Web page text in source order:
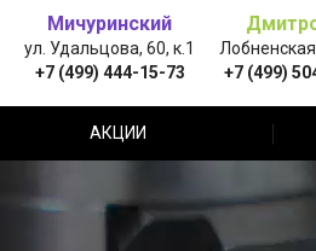
Мичуринский
ул. Удальцова, 60, к.1
+7 (499) 444-15-73
+7 (499)
АКЦИИ